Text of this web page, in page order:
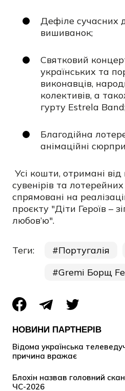
Дефіле сучасних
вишиванок;
Святковий
українських та
виконавців,
колективів, а
гурту Estrela
Благодійна
анімаційні
Усі кошти, отримані
сувенірів та
спрямовані на
проєкту "Діти Героїв –
любов’ю".
Теги: Португалія
Gremi Борщ